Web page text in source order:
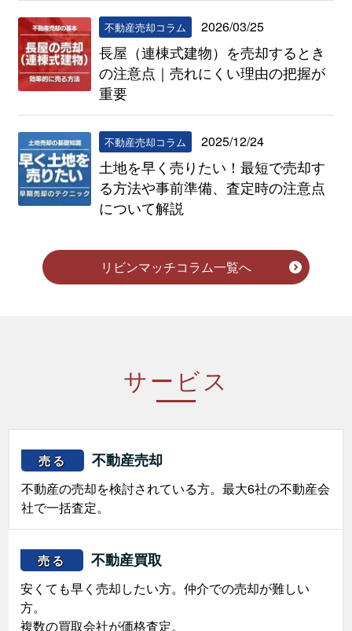
不動産売却コラム 2026/03/25
長屋（連棟式建物）を売却するとき
の注意点｜売れにくい理由の把握が
重要
不動産売却コラム 2025/12/24
土地を早く売りたい！最短で売却す
る方法や事前準備、査定時の注意点
について解説
リビンマッチコラム一覧へ
サービス
売る 不動産売却
不動産の売却を検討されている方。最大6社の不動産会
社で一括査定。
売る 不動産買取
安くても早く売却したい方。仲介での売却が難しい
方。
複数の買取会社が価格査定。